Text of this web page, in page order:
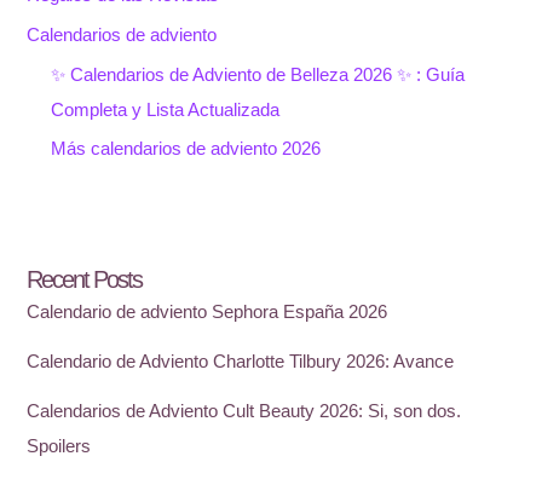
Calendarios de adviento
✨ Calendarios de Adviento de Belleza 2026 ✨ : Guía
Completa y Lista Actualizada
Más calendarios de adviento 2026
Recent Posts
Calendario de adviento Sephora España 2026
Calendario de Adviento Charlotte Tilbury 2026: Avance
Calendarios de Adviento Cult Beauty 2026: Si, son dos.
Spoilers